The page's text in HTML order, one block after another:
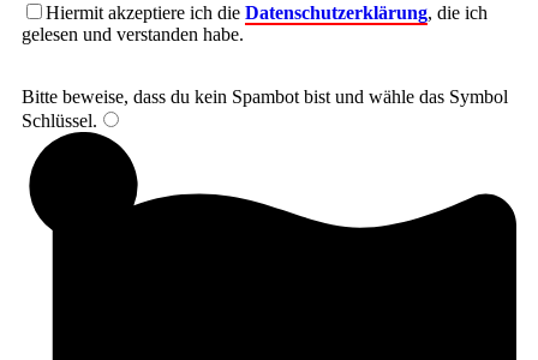
Hiermit akzeptiere ich die Datenschutzerklärung, die ich
gelesen und verstanden habe.
Bitte beweise, dass du kein Spambot bist und wähle das Symbol
Schlüssel.